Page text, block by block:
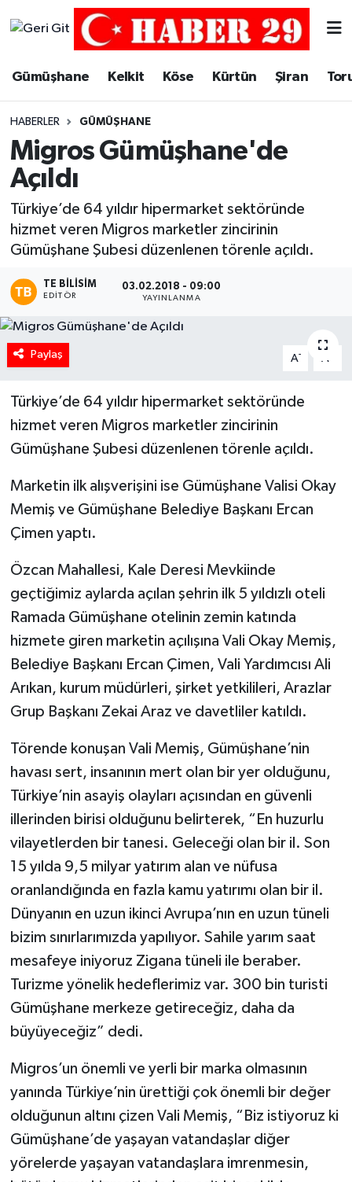
Gümüşhane Kelkit Köse Kürtün Şiran
HABERLER GÜMÜŞHANE
Migros Gümüşhane'de
Açıldı
Türkiye’de 64 yıldır hipermarket sektöründe
hizmet veren Migros marketler zincirinin
Gümüşhane Şubesi düzenlenen törenle açıldı.
TE BILISIM
EDITÖR
03.02.2018 - 09:00
YAYINLANMA
Paylaş A- A
Türkiye’de 64 yıldır hipermarket sektöründe
hizmet veren Migros marketler zincirinin
Gümüşhane Şubesi düzenlenen törenle açıldı.
Marketin ilk alışverişini ise Gümüşhane Valisi Okay
Memiş ve Gümüşhane Belediye Başkanı Ercan
Çimen yaptı.
Özcan Mahallesi, Kale Deresi Mevkiinde
geçtiğimiz aylarda açılan şehrin ilk 5 yıldızlı oteli
Ramada Gümüşhane otelinin zemin katında
hizmete giren marketin açılışına Vali Okay Memiş,
Belediye Başkanı Ercan Çimen, Vali Yardımcısı Ali
Arıkan, kurum müdürleri, şirket yetkilileri, Arazlar
Grup Başkanı Zekai Araz ve davetliler katıldı.
Törende konuşan Vali Memiş, Gümüşhane’nin
havası sert, insanının mert olan bir yer olduğunu,
Türkiye’nin asayiş olayları açısından en güvenli
illerinden birisi olduğunu belirterek, “En huzurlu
vilayetlerden bir tanesi. Geleceği olan bir il. Son
15 yılda 9,5 milyar yatırım alan ve nüfusa
oranlandığında en fazla kamu yatırımı olan bir il.
Dünyanın en uzun ikinci Avrupa’nın en uzun tüneli
bizim sınırlarımızda yapılıyor. Sahile yarım saat
mesafeye iniyoruz Zigana tüneli ile beraber.
Turizme yönelik hedeflerimiz var. 300 bin turisti
Gümüşhane merkeze getireceğiz, daha da
büyüyeceğiz” dedi.
Migros’un önemli ve yerli bir marka olmasının
yanında Türkiye’nin ürettiği çok önemli bir değer
olduğunun altını çizen Vali Memiş, “Biz istiyoruz ki
Gümüşhane’de yaşayan vatandaşlar diğer
yörelerde yaşayan vatandaşlara imrenmesin,
Merkez Trafik Yoğunluk Haritası
Süper Lig Puan Durumu ve Fikstür
Tüm Manşetler
Son Dakika Haberleri
Haber Arşivi